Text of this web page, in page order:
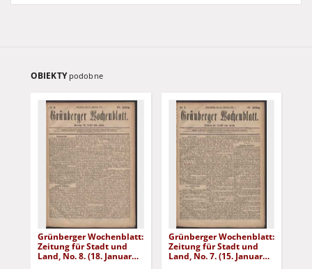
OBIEKTY podobne
Grünberger Wochenblatt:
Zeitung für Stadt und
Land, No. 8. (18. Januar
Grünberger Wochenblatt:
Zeitung für Stadt und
Land, No. 7. (15. Januar